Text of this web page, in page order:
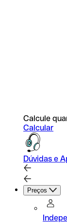
Calcule
Calcular
Dúvidas e
Preços